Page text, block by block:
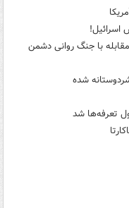
اسرائیل!
با جنگ روانی دشمن
شده